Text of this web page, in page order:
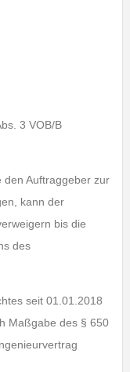
3 VOB/B
den Auftraggeber zur
kann der
bis die
des
seit 01.01.2018
Maßgabe des § 650